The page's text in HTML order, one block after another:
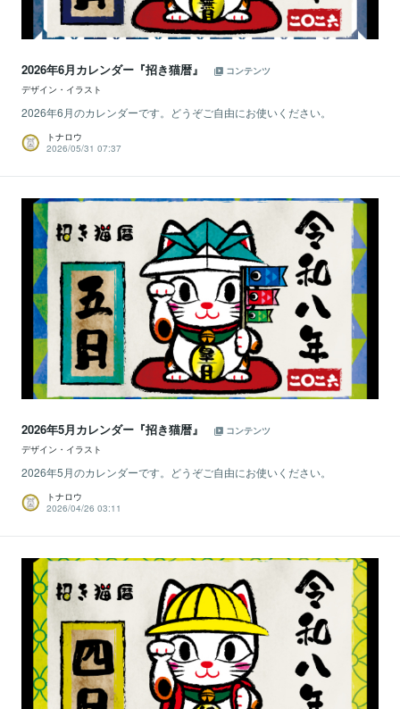
2026年6月カレンダー『招き猫暦』
コンテンツ
デザイン・イラスト
2026年6月のカレンダーです。どうぞご自由にお使いください。
トナロウ
2026/05/31 07:37
2026年5月カレンダー『招き猫暦』
コンテンツ
デザイン・イラスト
2026年5月のカレンダーです。どうぞご自由にお使いください。
トナロウ
2026/04/26 03:11